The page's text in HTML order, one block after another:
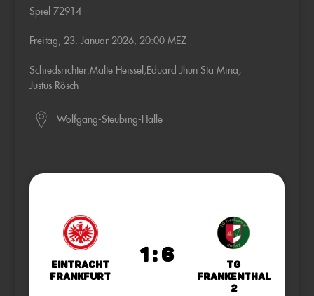
Spiel 72914
Freitag, 23. Januar 2026, 20:00 MEZ
Schiedsrichter:Malte Heissel,Eduard Jhun Sta Mina,
Justus Rösch
Wolfgang-Steubing-Halle
Eintracht
Frankfurt
1 : 6
TG
Frankenthal
2